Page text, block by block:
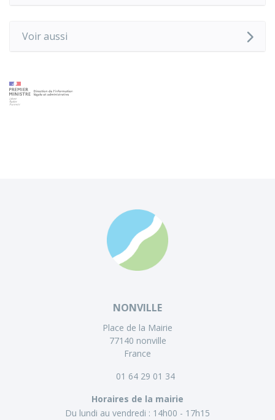
Voir aussi
NONVILLE
Place de la Mairie
77140 nonville
France
01 64 29 01 34
Horaires de la mairie
Du lundi au vendredi : 14h00 - 17h15